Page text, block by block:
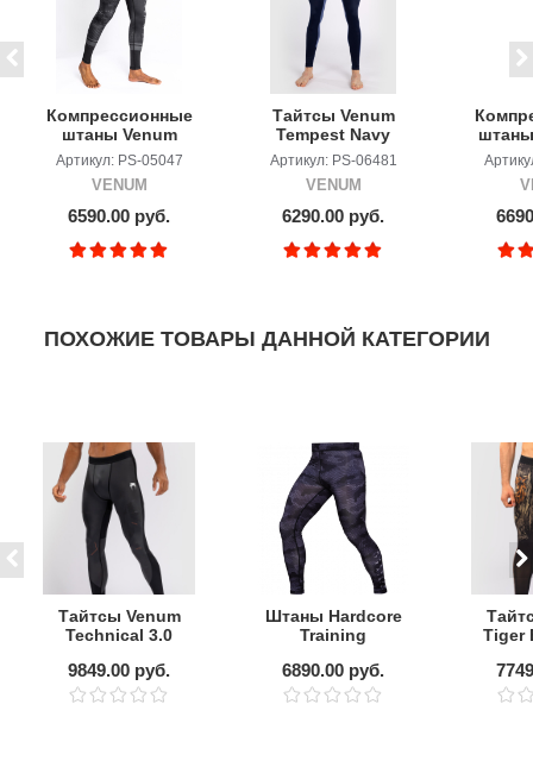
Компрессионные
штаны Venum
YKZ21
Black/Black
Артикул: PS-05047
VENUM
6590.00 руб.
Тайтсы Venum
Tempest Navy
Blue
Артикул: PS-06481
VENUM
6290.00 руб.
Fit
ПОХОЖИЕ ТОВАРЫ ДАННОЙ КАТЕГОРИИ
Тайтсы Venum
Technical 3.0
9849.00 руб.
Штаны Hardcore
Training
6890.00 руб.
Tiger